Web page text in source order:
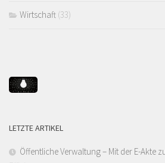
Wirtschaft (33)
LETZTE ARTIKEL
Öffentliche Verwaltung – Mit der E-Akte